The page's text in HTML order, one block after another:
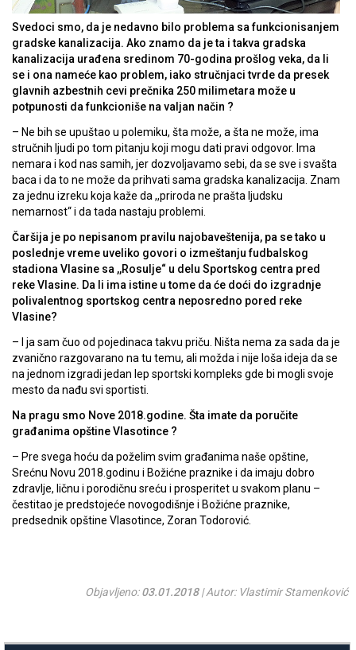
Svedoci smo, da je nedavno bilo problema sa funkcionisanjem
gradske kanalizacija. Ako znamo da je ta i takva gradska
kanalizacija urađena sredinom 70-godina prošlog veka, da li
se i ona nameće kao problem, iako stručnjaci tvrde da presek
glavnih azbestnih cevi prečnika 250 milimetara može u
potpunosti da funkcioniše na valjan način ?
– Ne bih se upuštao u polemiku, šta može, a šta ne može, ima
stručnih ljudi po tom pitanju koji mogu dati pravi odgovor. Ima
nemara i kod nas samih, jer dozvoljavamo sebi, da se sve i svašta
baca i da to ne može da prihvati sama gradska kanalizacija. Znam
za jednu izreku koja kaže da ,,priroda ne prašta ljudsku
nemarnost“ i da tada nastaju problemi.
Čaršija je po nepisanom pravilu najobaveštenija, pa se tako u
poslednje vreme uveliko govori o izmeštanju fudbalskog
stadiona Vlasine sa ,,Rosulje“ u delu Sportskog centra pred
reke Vlasine. Da li ima istine u tome da će doći do izgradnje
polivalentnog sportskog centra neposredno pored reke
Vlasine?
– I ja sam čuo od pojedinaca takvu priču. Ništa nema za sada da je
zvanično razgovarano na tu temu, ali možda i nije loša ideja da se
na jednom izgradi jedan lep sportski kompleks gde bi mogli svoje
mesto da nađu svi sportisti.
Na pragu smo Nove 2018.godine. Šta imate da poručite
građanima opštine Vlasotince ?
– Pre svega hoću da poželim svim građanima naše opštine,
Srećnu Novu 2018.godinu i Božićne praznike i da imaju dobro
zdravlje, ličnu i porodičnu sreću i prosperitet u svakom planu –
čestitao je predstojeće novogodišnje i Božićne praznike,
predsednik opštine Vlasotince, Zoran Todorović.
Objavljeno:03.01.2018| Autor: Vlastimir Stamenković